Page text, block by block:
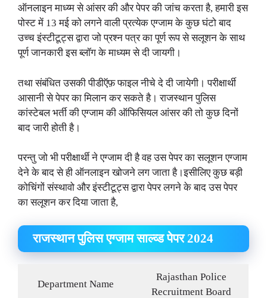
ऑनलाइन माध्य्म से आंसर की और पेपर की जांच करता है, हमारी इस
पोस्ट में 13 मई को लगने वाली प्रत्येक एग्जाम के कुछ घंटो बाद
उच्च इंस्टीटूट्स द्वारा जो प्रश्न पत्र का पूर्ण रूप से सलूशन के साथ
पूर्ण जानकारी इस ब्लॉग के माध्यम से दी जायगी।
तथा संबंधित उसकी पीडीऍफ़ फाइल नीचे दे दी जायेगी। परीक्षार्थी
आसानी से पेपर का मिलान कर सकते है। राजस्थान पुलिस
कांस्टेबल भर्ती की एग्जाम की ऑफिसियल आंसर की तो कुछ दिनों
बाद जारी होती है।
परन्तु जो भी परीक्षार्थी ने एग्जाम दी है वह उस पेपर का सलूशन एग्जाम
देने के बाद से ही ऑनलाइन खोजने लग जाता है।इसीलिए कुछ बड़ी
कोचिंगों संस्थावो और इंस्टीटूट्स द्वारा पेपर लगने के बाद उस पेपर
का सलूशन कर दिया जाता है,
राजस्थान पुलिस एग्जाम साल्व्ड पेपर 2024
Department Name
Rajasthan Police
Recruitment Board